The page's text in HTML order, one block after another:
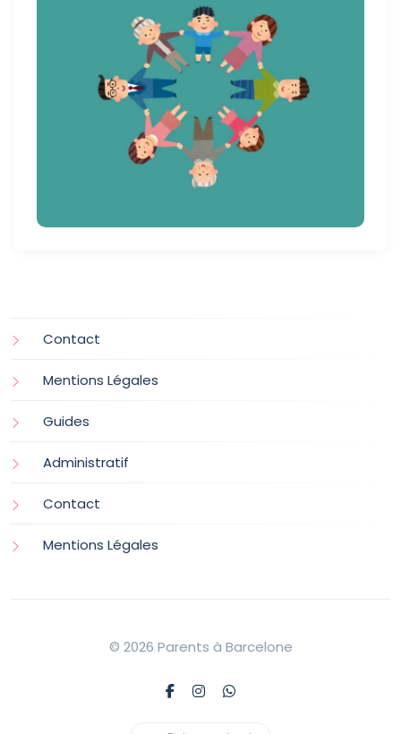
Contact
Mentions Légales
Guides
Administratif
Contact
Mentions Légales
© 2026 Parents à Barcelone